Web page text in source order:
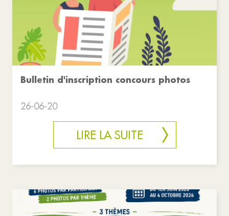
Bulletin d'inscription concours photos
26-06-20
LIRE LA SUITE